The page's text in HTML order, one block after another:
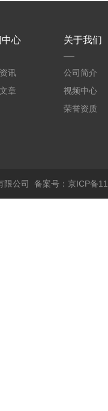
中心
讯
章
关于我们
公司简介
视频中心
荣誉资质
限公司 备案号：京ICP备